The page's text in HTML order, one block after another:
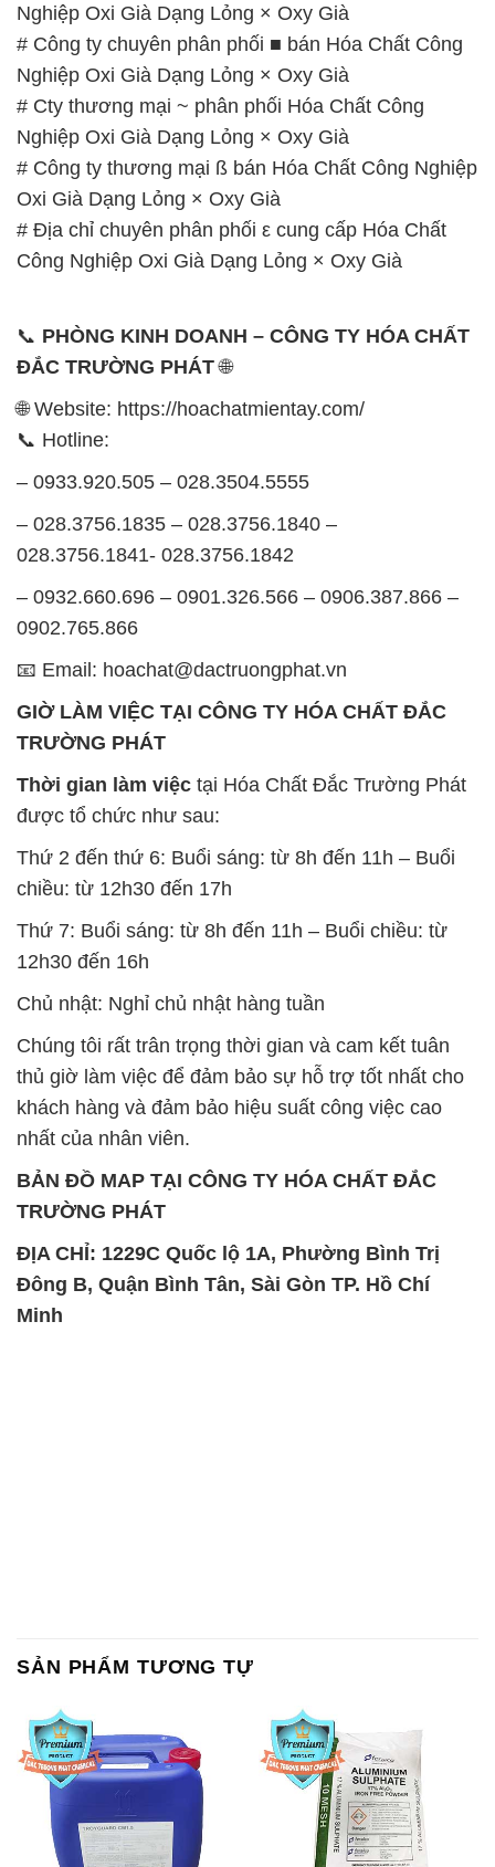
Nghiệp Oxi Già Dạng Lỏng × Oxy Già
# Công ty chuyên phân phối ■ bán Hóa Chất Công
Nghiệp Oxi Già Dạng Lỏng × Oxy Già
# Cty thương mại ~ phân phối Hóa Chất Công
Nghiệp Oxi Già Dạng Lỏng × Oxy Già
# Công ty thương mại ß bán Hóa Chất Công Nghiệp
Oxi Già Dạng Lỏng × Oxy Già
# Địa chỉ chuyên phân phối ε cung cấp Hóa Chất
Công Nghiệp Oxi Già Dạng Lỏng × Oxy Già
📞 PHÒNG KINH DOANH – CÔNG TY HÓA CHẤT
ĐẮC TRƯỜNG PHÁT🌐
🌐 Website: https://hoachatmientay.com/
📞 Hotline:
– 0933.920.505 – 028.3504.5555
– 028.3756.1835 – 028.3756.1840 –
028.3756.1841- 028.3756.1842
– 0932.660.696 – 0901.326.566 – 0906.387.866 –
0902.765.866
📧 Email: hoachat@dactruongphat.vn
GIỜ LÀM VIỆC TẠI CÔNG TY HÓA CHẤT ĐẮC
TRƯỜNG PHÁT
Thời gian làm việc tại Hóa Chất Đắc Trường Phát
được tổ chức như sau:
Thứ 2 đến thứ 6: Buổi sáng: từ 8h đến 11h – Buổi
chiều: từ 12h30 đến 17h
Thứ 7: Buổi sáng: từ 8h đến 11h – Buổi chiều: từ
12h30 đến 16h
Chủ nhật: Nghỉ chủ nhật hàng tuần
Chúng tôi rất trân trọng thời gian và cam kết tuân
thủ giờ làm việc để đảm bảo sự hỗ trợ tốt nhất cho
khách hàng và đảm bảo hiệu suất công việc cao
nhất của nhân viên.
BẢN ĐỒ MAP TẠI CÔNG TY HÓA CHẤT ĐẮC
TRƯỜNG PHÁT
ĐỊA CHỈ: 1229C Quốc lộ 1A, Phường Bình Trị
Đông B, Quận Bình Tân, Sài Gòn TP. Hồ Chí
Minh
SẢN PHẨM TƯƠNG TỰ